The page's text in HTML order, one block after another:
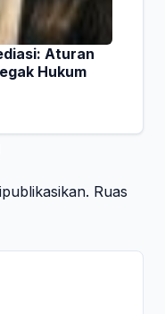
Aturan
Hukum
Ruas